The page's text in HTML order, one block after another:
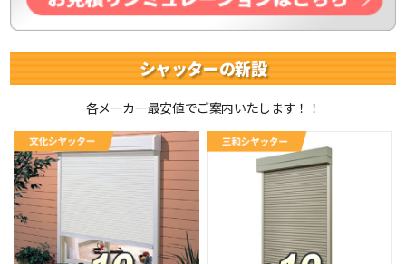
シャッターの新設
各メーカー最安値でご案内いたします！！